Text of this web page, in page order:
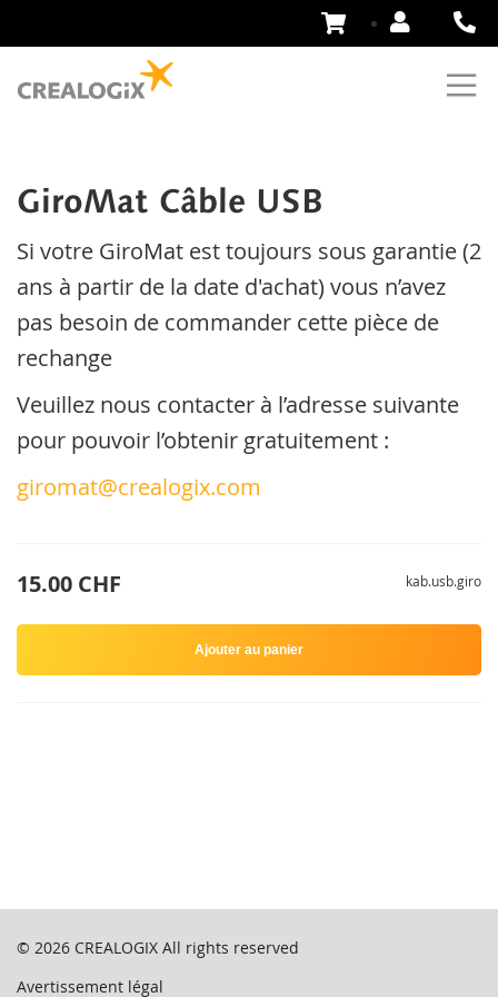
Aller
GiroMat Câble USB
Si votre GiroMat est toujours sous garantie (2
ans à partir de la date d'achat) vous n’avez
pas besoin de commander cette pièce de
rechange
Veuillez nous contacter à l’adresse suivante
pour pouvoir l’obtenir gratuitement :
giromat@crealogix.com
15.00 CHF kab.usb.giro
Ajouter au panier
© 2026 CREALOGIX All rights reserved
Avertissement légal